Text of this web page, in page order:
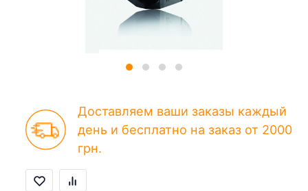
Доставляем ваши заказы каждый
день и бесплатно на заказ от 2000
грн.